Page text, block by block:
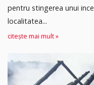
pentru stingerea unui
localitatea...
citește mai mult »